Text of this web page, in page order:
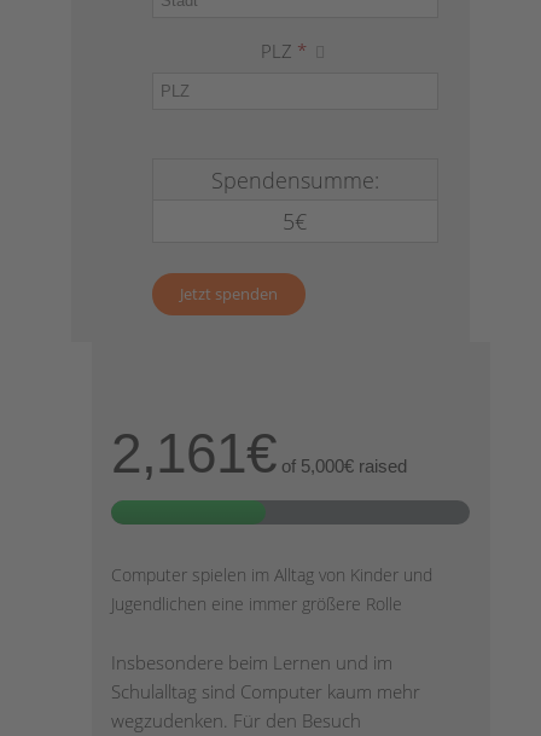
PLZ *
Spendensumme:
5€
2,161€ of 5,000€ raised
Computer spielen im Alltag von Kinder und
Jugendlichen eine immer größere Rolle
Insbesondere beim Lernen und im
Schulalltag sind Computer kaum mehr
wegzudenken. Für den Besuch